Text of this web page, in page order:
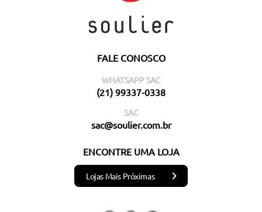
FALE CONOSCO
WHATSAPP SAC
(21) 99337-0338
SAC
sac@soulier.com.br
ENCONTRE UMA LOJA
Lojas Mais Próximas